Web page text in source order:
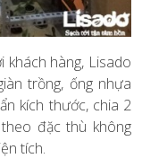
khách hàng, Lisado
trồng, ống nhựa
kích thước, chia 2
đặc thù không
tích.